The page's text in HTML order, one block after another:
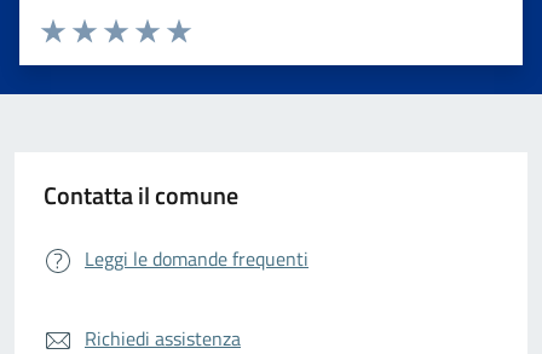
Valuta da 1 a 5 stelle la pagina
Valuta 5 stelle su 5
Valuta 4 stelle su 5
Valuta 3 stelle su 5
Valuta 2 stelle su 5
Valuta 1 stelle su 5
Contatta il comune
Leggi le domande frequenti
Richiedi assistenza